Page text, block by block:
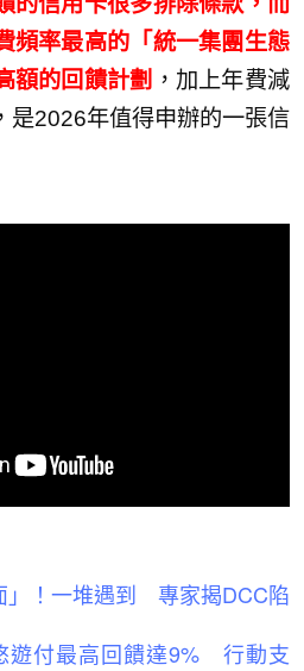
頻率最高的「統一集團生態
額的回饋計劃 ，加上年費減
是2026年值得申辦的一張信
」！一堆遇到 專家揭DCC陷
遊付最高回饋達9% 行動支